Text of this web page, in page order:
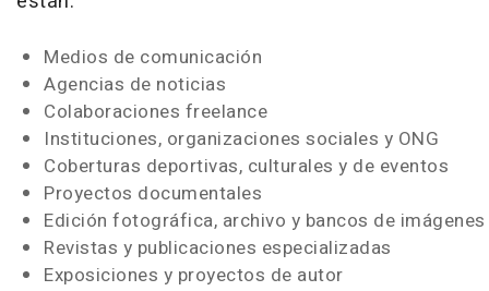
Medios de comunicación
Agencias de noticias
Colaboraciones freelance
Instituciones, organizaciones sociales y ONG
Coberturas deportivas, culturales y de eventos
Proyectos documentales
Edición fotográfica, archivo y bancos de imágenes
Revistas y publicaciones especializadas
Exposiciones y proyectos de autor